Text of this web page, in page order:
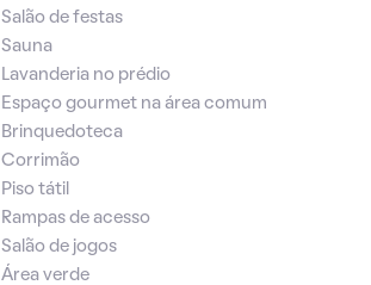
Salão de festas
Sauna
Lavanderia no prédio
Espaço gourmet na área comum
Brinquedoteca
Corrimão
Piso tátil
Rampas de acesso
Salão de jogos
Área verde